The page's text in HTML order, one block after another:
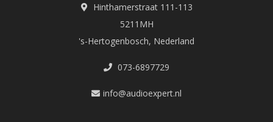
Hinthamerstraat 111-113
5211MH
's-Hertogenbosch, Nederland
073-6897729
info@audioexpert.nl